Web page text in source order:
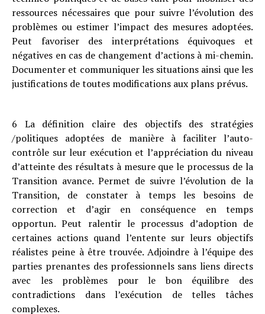
ressources nécessaires que pour suivre l’évolution des
problèmes ou estimer l’impact des mesures adoptées.
Peut favoriser des interprétations équivoques et
négatives en cas de changement d’actions à mi-chemin.
Documenter et communiquer les situations ainsi que les
justifications de toutes modifications aux plans prévus.
6 La définition claire des objectifs des stratégies
/politiques adoptées de manière à faciliter l’auto-
contrôle sur leur exécution et l’appréciation du niveau
d’atteinte des résultats à mesure que le processus de la
Transition avance. Permet de suivre l’évolution de la
Transition, de constater à temps les besoins de
correction et d’agir en conséquence en temps
opportun. Peut ralentir le processus d’adoption de
certaines actions quand l’entente sur leurs objectifs
réalistes peine à être trouvée. Adjoindre à l’équipe des
parties prenantes des professionnels sans liens directs
avec les problèmes pour le bon équilibre des
contradictions dans l’exécution de telles tâches
complexes.